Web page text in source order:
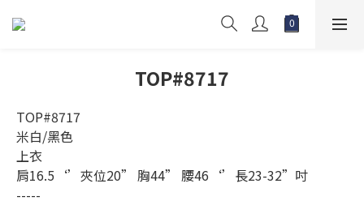
TOP#8717
TOP#8717
米白/黑色
上衣
肩16.5‘’夾位20” 胸44” 腰46‘’長23-32”吋
-----